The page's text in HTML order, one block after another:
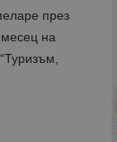
през
на